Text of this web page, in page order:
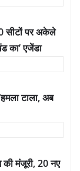
सीटों पर अकेले
का’ एजेंडा
टाला, अब
की मंजूरी, 20 नए